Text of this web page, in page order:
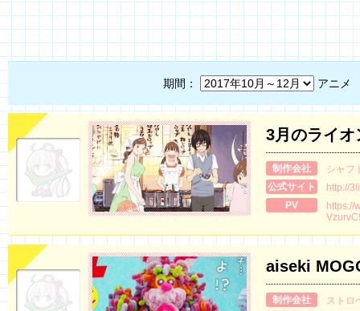
期間： アニメ
3月のライ
制作会社
シャフ
公式サイト
http://
PV
https://
aiseki
制作会社
ストロ